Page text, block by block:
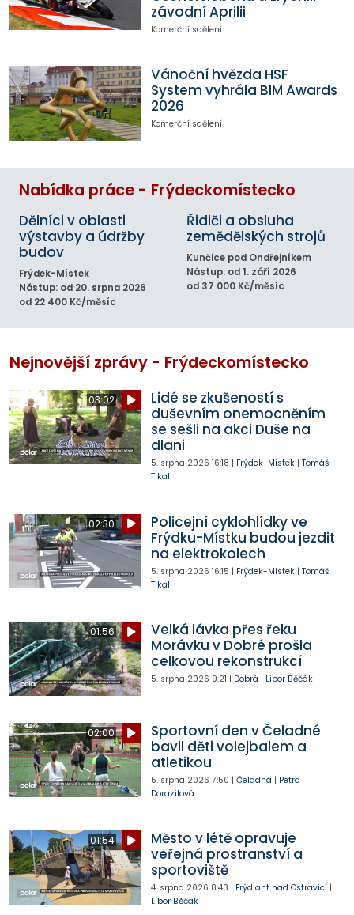
závodní Aprilii
Komerční sdělení
Vánoční hvězda HSF
System vyhrála BIM Awards
2026
Komerční sdělení
Nabídka práce - Frýdeckomístecko
Dělníci v oblasti
výstavby a údržby
budov
Frýdek-Místek
Nástup: od 20. srpna 2026
od 22 400 Kč/měsíc
Řidiči a obsluha
zemědělských strojů
Kunčice pod Ondřejníkem
Nástup: od 1. září 2026
od 37 000 Kč/měsíc
Nejnovější zprávy - Frýdeckomístecko
03:02
Lidé se zkušeností s
duševním onemocněním
se sešli na akci Duše na
dlani
5. srpna 2026 16:18 | Frýdek-Místek| Tomáš
Tikal
02:30
Policejní cyklohlídky ve
Frýdku-Místku budou jezdit
na elektrokolech
5. srpna 2026 16:15 | Frýdek-Místek| Tomáš
Tikal
01:56
Velká lávka přes řeku
Morávku v Dobré prošla
celkovou rekonstrukcí
5. srpna 2026 9:21 | Dobrá | Libor Běčák
02:00
Sportovní den v Čeladné
bavil děti volejbalem a
atletikou
5. srpna 2026 7:50 | Čeladná | Petra
Dorazilová
01:54
Město v létě opravuje
veřejná prostranství a
sportoviště
4. srpna 2026 8:43 | Frýdlant nad Ostravicí|
Libor Běčák